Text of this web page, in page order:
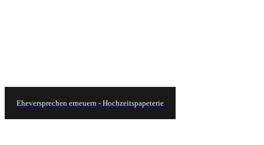
Eheversprechen erneuern - Hochzeitspapeterie